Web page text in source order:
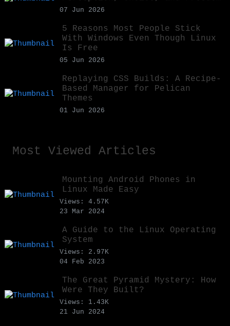
07 Jun 2026
5 Reasons Most People Stick
With Windows Even Though Linux
Is Free
05 Jun 2026
Replaying CSS Builds: A Recipe-
Based Manager for Pelican
Themes
01 Jun 2026
Most Viewed Articles
Mounting Android Phones in
Linux Made Easy
Views: 4.57K
23 Mar 2024
A Guide to the Linux Operating
System
Views: 2.97K
04 Feb 2023
The Great Pyramid Mystery: How
Were They Built?
Views: 1.43K
21 Jun 2024